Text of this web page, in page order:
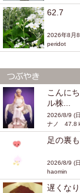
62.7
2026年8月
peridot
こんに
ル株...
2026/8/9 (
ナノ 47.8
足の裏
2026/8/9 (
haomin
遅くな